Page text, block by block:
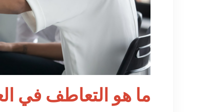
ما هو التعاطف في